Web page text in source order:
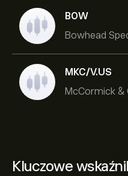
BOW
Bowhead
MKC/V.US
McCormick &
Kluczowe